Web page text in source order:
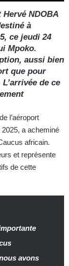
NDOBA
à
ce jeudi 24
Mpoko.
aussi bien
que pour
de ce
l’aéroport
a acheminé
africain.
et représente
de cette
avons